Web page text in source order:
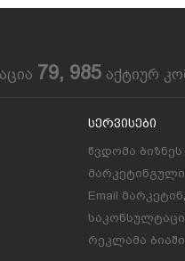
79, 985 აქტიურ
Სერვისები
წვდომა
მარკეტინგული
Email
რეკლამა ბიაში